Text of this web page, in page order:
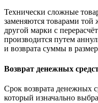
Технически сложные
заменяются товарами
другой марки с
производится путем
и возврата суммы в
Возврат денежных
Срок возврата денежных
который изначально